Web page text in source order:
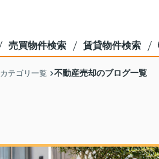
売買物件検索 賃貸物件検索
カテゴリ一覧 不動産売却のブログ一覧